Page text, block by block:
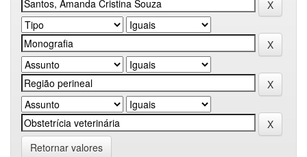
Retornar valores